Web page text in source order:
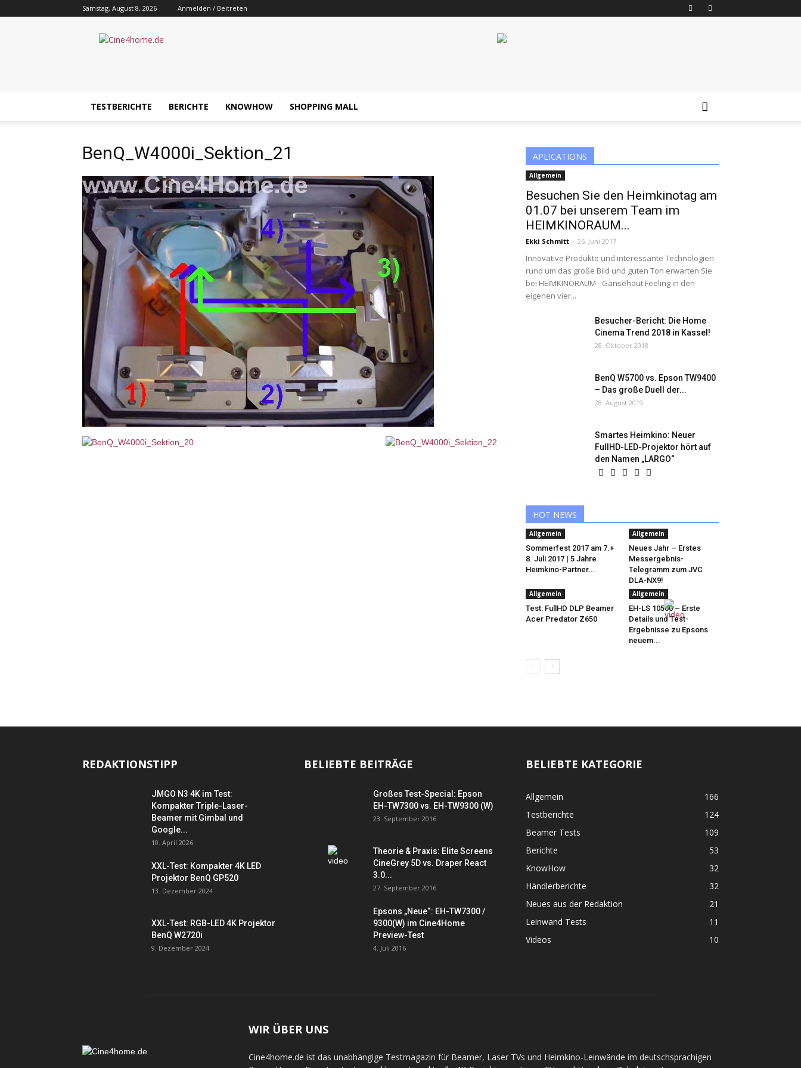
Samstag, August 8, 2026 Anmelden / Beitreten
Cine4home.de
TESTBERICHTE BERICHTE KNOWHOW SHOPPING MALL
BenQ_W4000i_Sektion_21 APLICATIONS
Allgemein
Besuchen Sie den Heimkinotag am
01.07 bei unserem Team im
HEIMKINORAUM...
Ekki Schmitt - 26. Juni 2017
Innovative Produkte und interessante Technologien
rund um das große Bild und guten Ton erwarten Sie
bei HEIMKINORAUM - Gänsehaut Feeling in den
eigenen vier...
Besucher-Bericht: Die Home
Cinema Trend 2018 in Kassel!
28. Oktober 2018
BenQ W5700 vs. Epson TW9400
– Das große Duell der...
28. August 2019
Smartes Heimkino: Neuer
FullHD-LED-Projektor hört auf
den Namen „LARGO“
HOT NEWS
Allgemein
Sommerfest 2017 am 7.+
8. Juli 2017 | 5 Jahre
Heimkino-Partner...
Allgemein
Neues Jahr – Erstes
Messergebnis-
Telegramm zum JVC
DLA-NX9!
Allgemein
Test: FullHD DLP Beamer
Acer Predator Z650
Allgemein
EH-LS 10500 – Erste
Details und Test-
Ergebnisse zu Epsons
neuem...
REDAKTIONSTIPP
JMGO N3 4K im Test:
Kompakter Triple-Laser-
Beamer mit Gimbal und
Google...
10. April 2026
XXL-Test: Kompakter 4K LED
Projektor BenQ GP520
13. Dezember 2024
XXL-Test: RGB-LED 4K Projektor
BenQ W2720i
9. Dezember 2024
BELIEBTE BEITRÄGE
Großes Test-Special: Epson
EH-TW7300 vs. EH-TW9300 (W)
23. September 2016
Theorie & Praxis: Elite Screens
CineGrey 5D vs. Draper React
3.0...
27. September 2016
Epsons „Neue“: EH-TW7300 /
9300(W) im Cine4Home
Preview-Test
4. Juli 2016
BELIEBTE KATEGORIE
Allgemein
166
Testberichte
124
Beamer Tests
109
Berichte
53
KnowHow
32
Händlerberichte
32
Neues aus der Redaktion
21
Leinwand Tests
11
Videos
10
WIR ÜBER UNS
Cine4home.de ist das unabhängige Testmagazin für Beamer, Laser TVs und Heimkino-Leinwände im deutschsprachigen